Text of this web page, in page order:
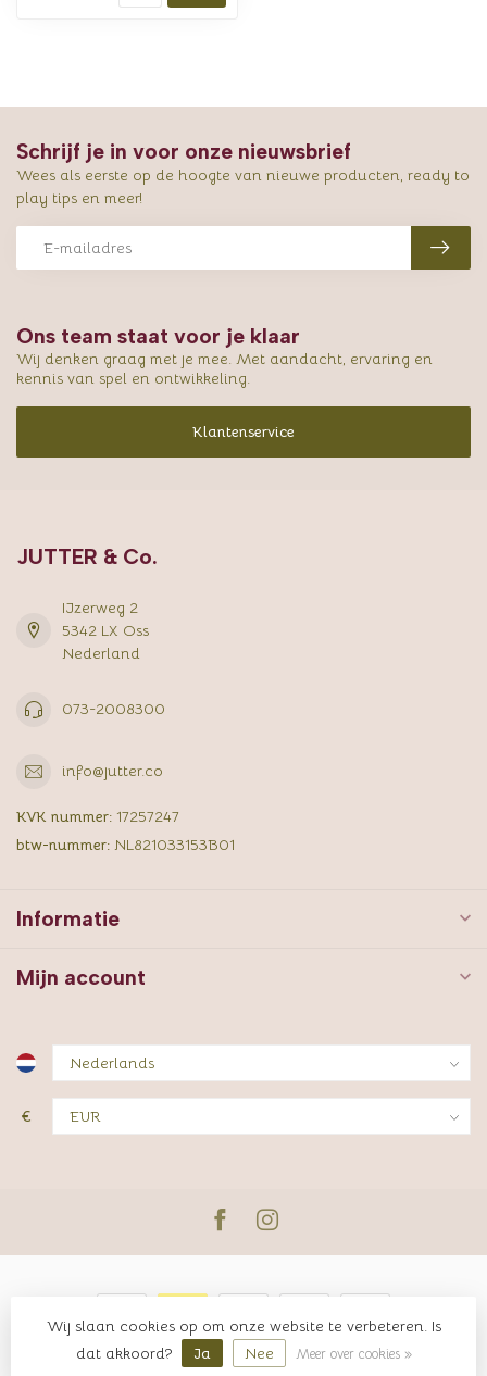
Ons team staat voor je klaar
Wij denken graag met je mee. Met aandacht, ervaring en
kennis van spel en ontwikkeling.
Klantenservice
Schrijf je in voor onze nieuwsbrief
Wees als eerste op de hoogte van nieuwe producten, ready to
play tips en meer!
JUTTER & Co.
IJzerweg 2
5342 LX Oss
Nederland
073-2008300
info@jutter.co
KVK nummer: 17257247
btw-nummer: NL821033153B01
Informatie
Mijn account
€
© Copyright 2026 JUTTER & Co.
Wij slaan cookies op om onze website te verbeteren. Is
dat akkoord?
Ja Nee Meer over cookies »